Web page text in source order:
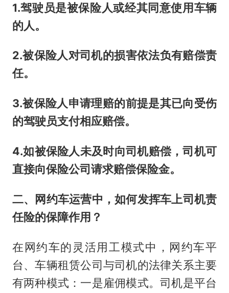
1.驾驶员是被保险人或经其同意使用车辆
的人。
2.被保险人对司机的损害依法负有赔偿责
任。
3.被保险人申请理赔的前提是其已向受伤
的驾驶员支付相应赔偿。
4.如被保险人未及时向司机赔偿，司机可
直接向保险公司请求赔偿保险金。
二、网约车运营中，如何发挥车上司机责
任险的保障作用？
在网约车的灵活用工模式中，网约车平
台、车辆租赁公司与司机的法律关系主要
有两种模式：一是雇佣模式。司机是平台